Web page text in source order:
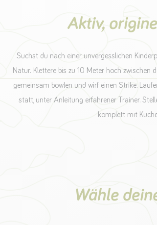
Aktiv,
Suchst du nach einer unvergesslichen
Natur. Klettere bis zu 10 Meter hoch zwischen
gemeinsam bowlen und wirf einen Strike.
statt, unter Anleitung erfahrener Trainer.
komplett mit
Wähle